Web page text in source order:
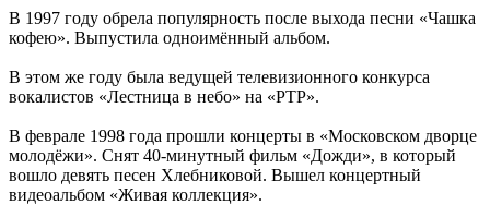
В 1997 году обрела популярность после выхода песни «Чашка
кофею». Выпустила одноимённый альбом.
В этом же году была ведущей телевизионного конкурса
вокалистов «Лестница в небо» на «РТР».
В феврале 1998 года прошли концерты в «Московском дворце
молодёжи». Снят 40-минутный фильм «Дожди», в который
вошло девять песен Хлебниковой. Вышел концертный
видеоальбом «Живая коллекция».